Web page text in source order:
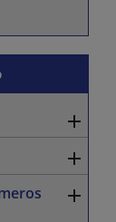


